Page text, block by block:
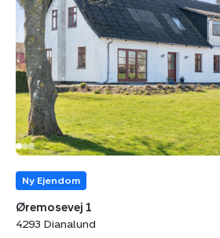
4293
Dianalund
Ny Ejendom
Øremosevej 1
4293 Dianalund